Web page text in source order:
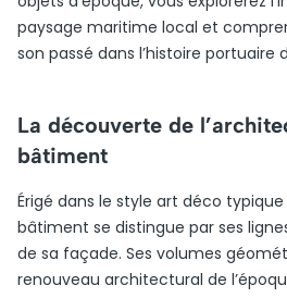
paysage maritime local et
son passé dans l’histoire portuaire
La découverte de
bâtiment
Érigé dans le style art déco typique
bâtiment se distingue par ses
de sa façade. Ses volumes
renouveau architectural de